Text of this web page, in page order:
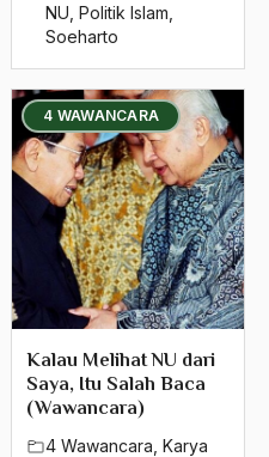
NU Politik Islam
Soeharto
4 WAWANCARA
Kalau Melihat NU dari
Saya, Itu Salah Baca
(Wawancara)
4 Wawancara Karya